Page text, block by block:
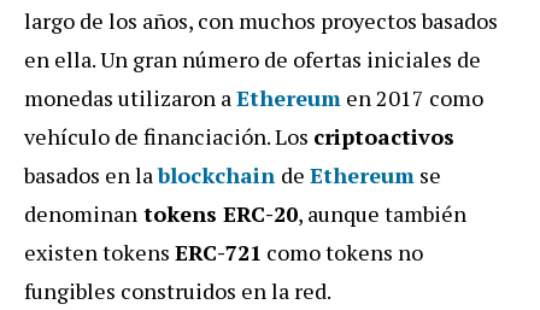
largo de los años, con muchos proyectos basados
en ella. Un gran número de ofertas iniciales de
monedas utilizaron aEthereum en 2017 como
vehículo de financiación. Los criptoactivos
basados en lablockchain de Ethereum se
denominan tokens ERC-20, aunque también
existen tokens ERC-721 como tokens no
fungibles construidos en la red.